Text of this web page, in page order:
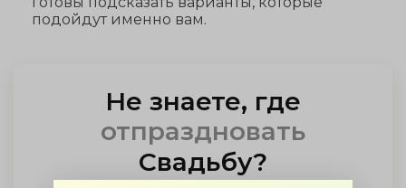
подойдут именно вам.
Не знаете, где
отпраздновать
Свадьбу?